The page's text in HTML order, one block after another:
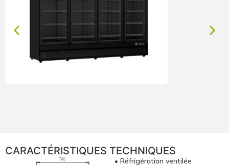
CARACTÉRISTIQUES TECHNIQUES
• Réfrigération ventilée